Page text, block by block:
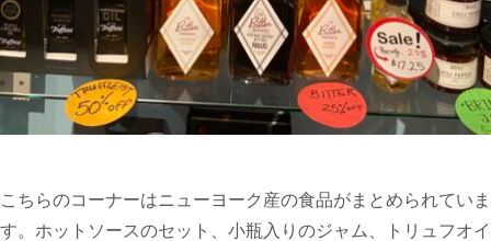
こちらのコーナーはニューヨーク産の食品がまとめられていま
す。ホットソースのセット、小瓶入りのジャム、トリュフオイ